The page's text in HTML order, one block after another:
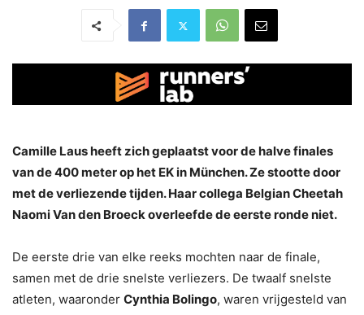
Camille Laus heeft zich geplaatst voor de halve finales
van de 400 meter op het EK in München. Ze stootte door
met de verliezende tijden. Haar collega Belgian Cheetah
Naomi Van den Broeck overleefde de eerste ronde niet.
De eerste drie van elke reeks mochten naar de finale,
samen met de drie snelste verliezers. De twaalf snelste
atleten, waaronder Cynthia Bolingo, waren vrijgesteld van